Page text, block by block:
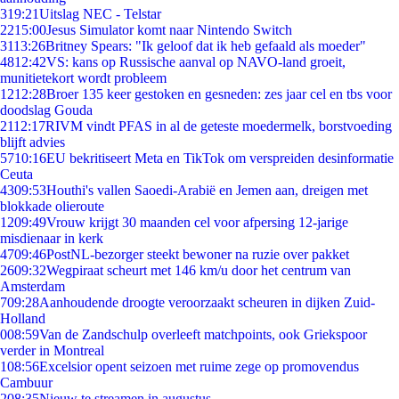
319:21Uitslag NEC - Telstar
2215:00Jesus Simulator komt naar Nintendo Switch
3113:26Britney Spears: "Ik geloof dat ik heb gefaald als moeder"
4812:42VS: kans op Russische aanval op NAVO-land groeit,
munitietekort wordt probleem
1212:28Broer 135 keer gestoken en gesneden: zes jaar cel en tbs voor
doodslag Gouda
2112:17RIVM vindt PFAS in al de geteste moedermelk, borstvoeding
blijft advies
5710:16EU bekritiseert Meta en TikTok om verspreiden desinformatie
Ceuta
4309:53Houthi's vallen Saoedi-Arabië en Jemen aan, dreigen met
blokkade olieroute
1209:49Vrouw krijgt 30 maanden cel voor afpersing 12-jarige
misdienaar in kerk
4709:46PostNL-bezorger steekt bewoner na ruzie over pakket
2609:32Wegpiraat scheurt met 146 km/u door het centrum van
Amsterdam
709:28Aanhoudende droogte veroorzaakt scheuren in dijken Zuid-
Holland
008:59Van de Zandschulp overleeft matchpoints, ook Griekspoor
verder in Montreal
108:56Excelsior opent seizoen met ruime zege op promovendus
Cambuur